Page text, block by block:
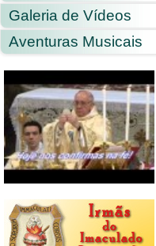
Galeria de Vídeos
Aventuras Musicais